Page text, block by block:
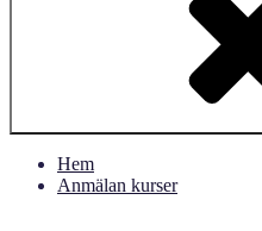
Hem
Anmälan kurser